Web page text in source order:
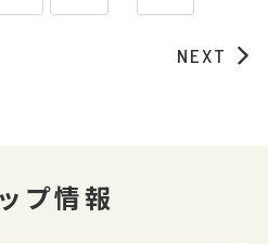
NEXT
プ情報